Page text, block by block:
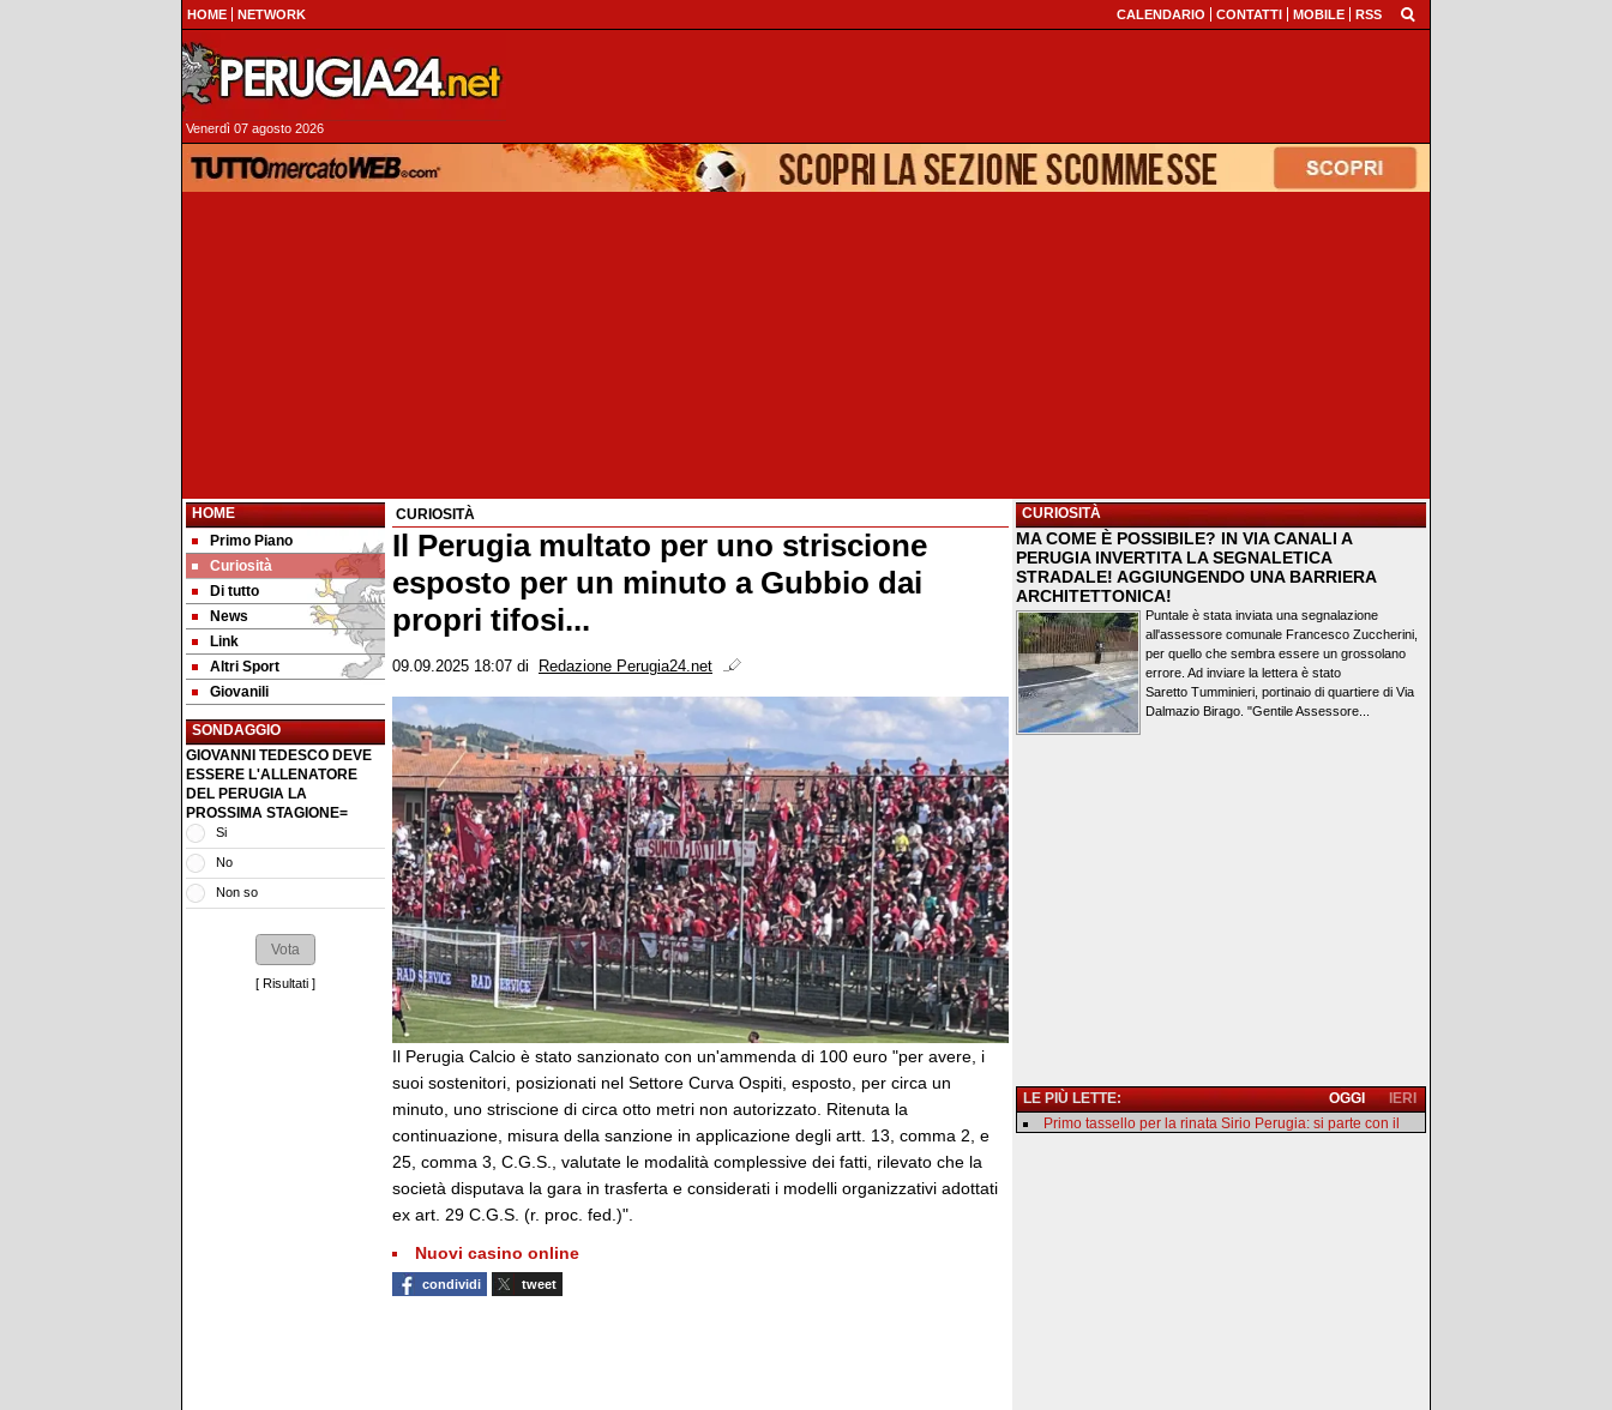
HOME NETWORK CALENDARIO CONTATTI MOBILE RSS
Venerdì 07 agosto 2026
HOME
Primo Piano
Curiosità
Di tutto
News
Link
Altri Sport
Giovanili
SONDAGGIO
GIOVANNI TEDESCO DEVE
ESSERE L'ALLENATORE
DEL PERUGIA LA
PROSSIMA STAGIONE=
Si
No
Non so
[ Risultati ]
CURIOSITÀ
Il Perugia multato per uno striscione
esposto per un minuto a Gubbio dai
propri tifosi...
09.09.2025 18:07 di Redazione Perugia24.net
Il Perugia Calcio è stato sanzionato con un'ammenda di 100 euro "per avere, i
suoi sostenitori, posizionati nel Settore Curva Ospiti, esposto, per circa un
minuto, uno striscione di circa otto metri non autorizzato. Ritenuta la
continuazione, misura della sanzione in applicazione degli artt. 13, comma 2, e
25, comma 3, C.G.S., valutate le modalità complessive dei fatti, rilevato che la
società disputava la gara in trasferta e considerati i modelli organizzativi adottati
ex art. 29 C.G.S. (r. proc. fed.)".
Nuovi casino online
condividi tweet
CURIOSITÀ
MA COME È POSSIBILE? IN VIA CANALI A
PERUGIA INVERTITA LA SEGNALETICA
STRADALE! AGGIUNGENDO UNA BARRIERA
ARCHITETTONICA!
Puntale è stata inviata una segnalazione
all'assessore comunale Francesco Zuccherini,
per quello che sembra essere un grossolano
errore. Ad inviare la lettera è stato
Saretto Tumminieri, portinaio di quartiere di Via
Dalmazio Birago. "Gentile Assessore...
LE PIÙ LETTE: IERI
OGGI
Primo tassello per la rinata Sirio Perugia: si parte con il